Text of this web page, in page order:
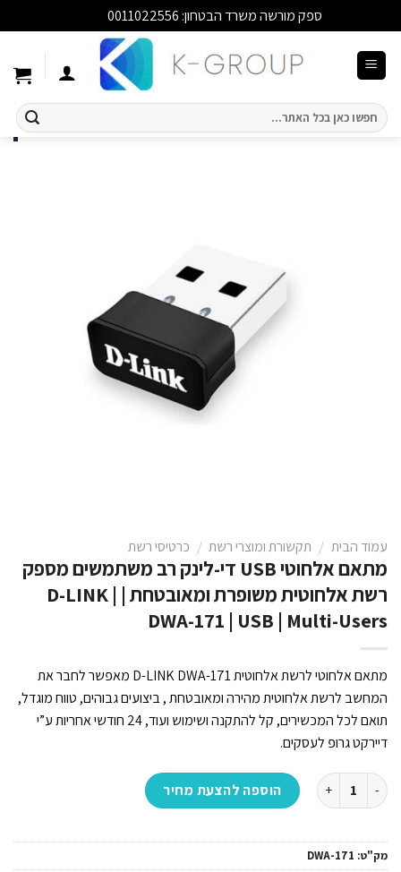
ספק מורשה משרד הבטחון: 0011022556
חיפוש
עבור:
עמוד הבית / תקשורת ומוצרי רשת / כרטיסי רשת
מתאם אלחוטי USB די-לינק רב משתמשים מספק
רשת אלחוטית משופרת ומאובטחת | D-LINK |
DWA-171 | USB | Multi-Users
מתאם אלחוטי לרשת אלחוטית D-LINK DWA-171 מאפשר לחבר את
המחשב לרשת אלחוטית מהירה ומאובטחת , ביצועים גבוהים, טווח מוגדל,
תואם לכל המכשירים, קל להתקנה ושימוש ועוד, 24 חודשי אחריות ע”י
דיירקט גרופ לעסקים.
כמות של מתאם אלחוטי USB די-לינק רב משתמשים מספק רשת אלחוטית משופרת ומאובטחת | D-LINK | DWA-171 | USB | Multi-Usersהוספה להצעת מחיר
מק"ט: DWA-171